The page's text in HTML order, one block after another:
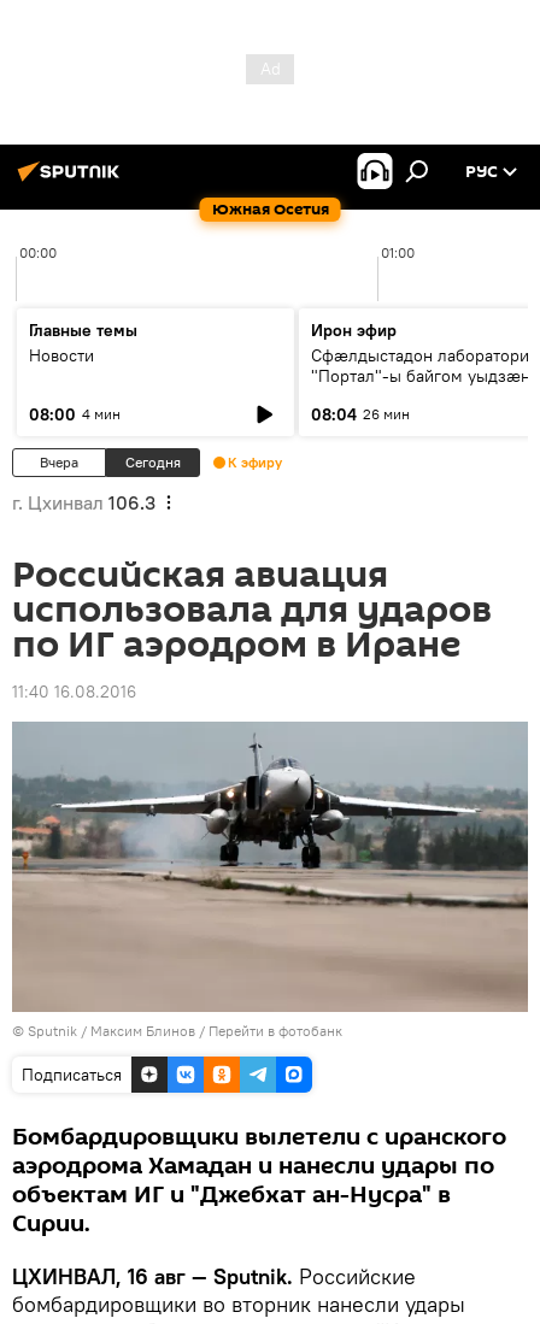
Южная Осетия
РУС
00:00 01:00
Главные темы
Новости
08:00 4 мин
Ирон эфир
Сфæлдыстадон лаборатори
"Портал"-ы байгом уыдзæн
Æхсары куыстыты равдыст
08:04 26 мин
Вчера Сегодня К эфиру
г. Цхинвал 106.3
Российская авиация
использовала для ударов
по ИГ аэродром в Иране
11:40 16.08.2016
© Sputnik / Максим Блинов / Перейти в фотобанк
Подписаться
Бомбардировщики вылетели с иранского
аэродрома Хамадан и нанесли удары по
объектам ИГ и "Джебхат ан-Нусра" в
Сирии.
ЦХИНВАЛ, 16 авг — Sputnik. Российские
бомбардировщики во вторник нанесли удары